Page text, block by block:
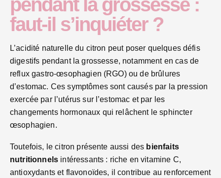
pendant la grossesse :
faut-il s’inquiéter ?
L’acidité naturelle du citron peut poser quelques défis
digestifs pendant la grossesse, notamment en cas de
reflux gastro-œsophagien (RGO) ou de brûlures
d’estomac. Ces symptômes sont causés par la pression
exercée par l’utérus sur l’estomac et par les
changements hormonaux qui relâchent le sphincter
œsophagien.
Toutefois, le citron présente aussi des bienfaits
nutritionnels intéressants : riche en vitamine C,
antioxydants et flavonoïdes, il contribue au renforcement